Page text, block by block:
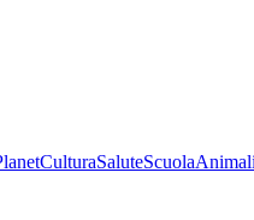
CulturaSaluteScuolaAnimali